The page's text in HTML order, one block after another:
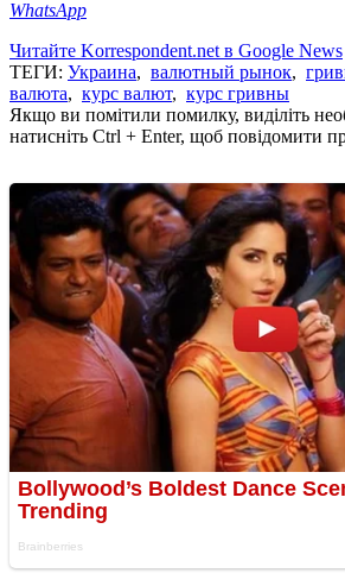
WhatsApp
Читайте Korrespondent.net в Google News
ТЕГИ: Украина, валютный рынок,
валюта, курс валют, курс гривны
Якщо ви помітили помилку, виділіть
натисніть Ctrl + Enter, щоб повідомити